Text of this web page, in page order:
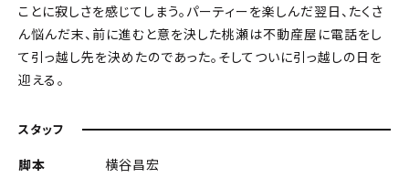
ことに寂しさを感じてしまう。パーティーを楽しんだ翌日、たくさ
ん悩んだ末、前に進むと意を決した桃瀬は不動産屋に電話をし
て引っ越し先を決めたのであった。そしてついに引っ越しの日を
迎える――。
スタッフ
脚本
横谷昌宏